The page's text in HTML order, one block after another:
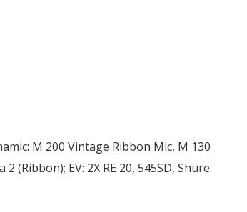
M 200 Vintage Ribbon Mic, M 130
(Ribbon); EV: 2X RE 20, 545SD, Shure: